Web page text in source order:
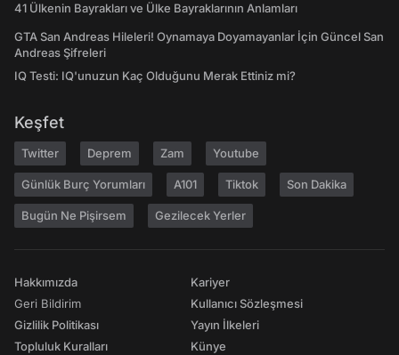
41 Ülkenin Bayrakları ve Ülke Bayraklarının Anlamları
GTA San Andreas Hileleri! Oynamaya Doyamayanlar İçin Güncel San
Andreas Şifreleri
IQ Testi: IQ'unuzun Kaç Olduğunu Merak Ettiniz mi?
Keşfet
Twitter Deprem Zam Youtube
Günlük Burç Yorumları A101 Tiktok Son Dakika
Bugün Ne Pişirsem Gezilecek Yerler
Hakkımızda
Geri Bildirim
Gizlilik Politikası
Topluluk Kuralları
Kariyer
Kullanıcı Sözleşmesi
Yayın İlkeleri
Künye